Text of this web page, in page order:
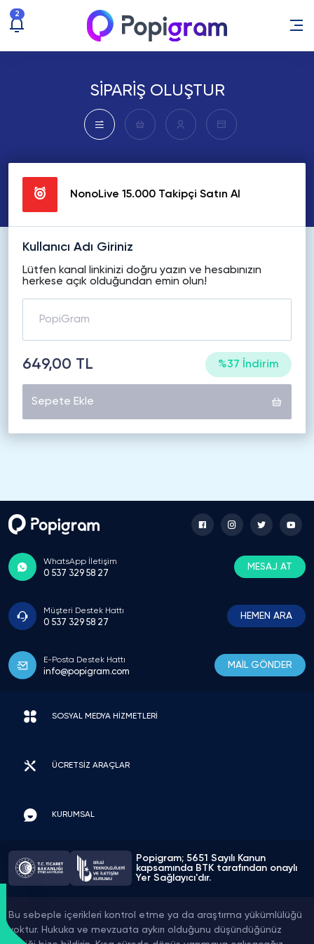
2
SİPARİŞ OLUŞTUR
NonoLive 15.000 Takipçi Satın Al
Kullanıcı Adı Giriniz
Lütfen kanal linkinizi doğru yazın ve hesabınızın
herkese açık olduğundan emin olun!
649,00 TL %37 İndirim
Sepete Ekle
WhatsApp İletişim
0 537 329 58 27
MESAJ AT
Müşteri Destek Hattı
0 537 329 58 27
HEMEN ARA
E-Posta Destek Hattı
info@popigram.com
MAİL GÖNDER
SOSYAL MEDYA HİZMETLERİ
ÜCRETSİZ ARAÇLAR
KURUMSAL
Popigram; 5651 Sayılı Kanun
kapsamında BTK tarafından onaylı
Yer Sağlayıcı'dır.
Bu sebeple içerikleri kontrol etme ya da araştırma yükümlülüğü
yoktur. Hukuka ve mevzuata aykırı olduğunu düşündüğünüz